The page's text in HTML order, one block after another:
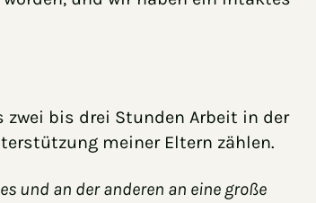
zwei bis drei Stunden Arbeit in der
meiner Eltern zählen.
und an der anderen an eine große